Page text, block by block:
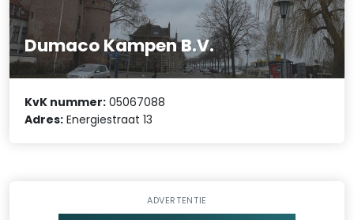
Dumaco Kampen B.V.
KvK nummer: 05067088
Adres: Energiestraat 13
ADVERTENTIE